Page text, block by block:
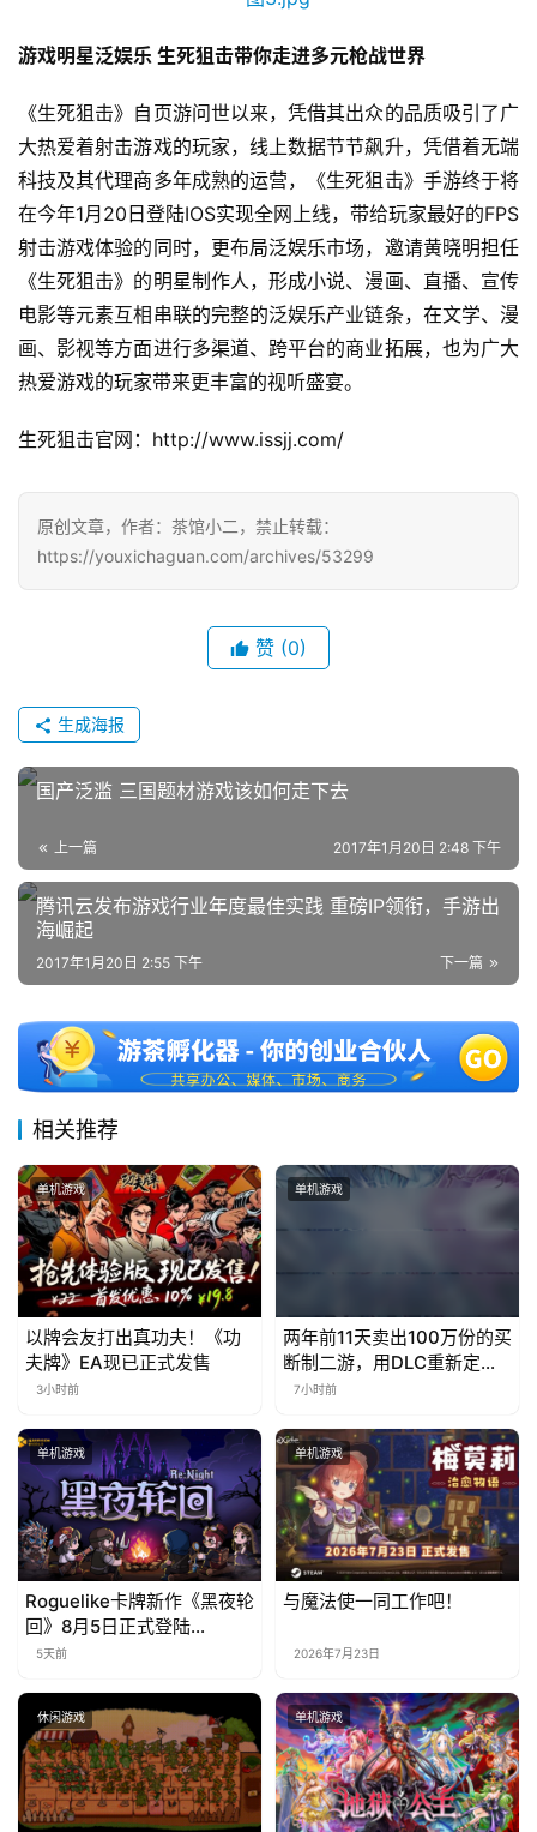
休
闲
游
戏
2
0
2
5
第
十
三
届
金
茶
7
0
日
游
茶
对
接
会
上
海
中
文
(
中
国
)
游戏明星泛娱乐 生死狙击带你走进多元枪战世界
《生死狙击》自页游问世以来，凭借其出众的品质吸引了广
大热爱着射击游戏的玩家，线上数据节节飙升，凭借着无端
科技及其代理商多年成熟的运营，《生死狙击》手游终于将
在今年1月20日登陆IOS实现全网上线，带给玩家最好的FPS
射击游戏体验的同时，更布局泛娱乐市场，邀请黄晓明担任
《生死狙击》的明星制作人，形成小说、漫画、直播、宣传
电影等元素互相串联的完整的泛娱乐产业链条，在文学、漫
画、影视等方面进行多渠道、跨平台的商业拓展，也为广大
热爱游戏的玩家带来更丰富的视听盛宴。
生死狙击官网：http://www.issjj.com/
原创文章，作者：茶馆小二，禁止转载：
https://youxichaguan.com/archives/53299
赞 (0)
生成海报
国产泛滥 三国题材游戏该如何走下去
上一篇 2017年1月20日 2:48 下午
腾讯云发布游戏行业年度最佳实践 重磅IP领衔，手游出
海崛起
下一篇
2017年1月20日 2:55 下午
相关推荐
单机游戏
以牌会友打出真功夫！《功
夫牌》EA现已正式发售
3小时前
单机游戏
两年前11天卖出100万份的买
断制二游，用DLC重新定义
行业标杆
7小时前
单机游戏
Roguelike卡牌新作《黑夜轮
回》8月5日正式登陆
Steam，首发9折优惠开启
5天前
单机游戏
与魔法使一同工作吧！
2026年7月23日
休闲游戏 单机游戏